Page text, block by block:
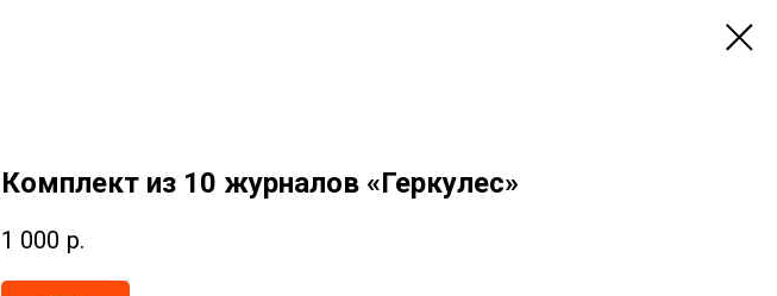
Комплект из 10 журналов «Геркулес»
1 000 р.